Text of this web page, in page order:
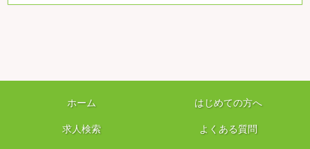
ホーム はじめての方へ
求人検索 よくある質問